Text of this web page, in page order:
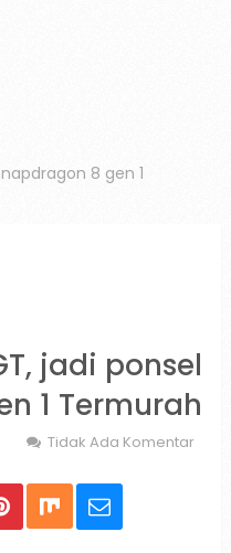
8 gen 1
jadi ponsel
1 Termurah
Tidak Ada Komentar